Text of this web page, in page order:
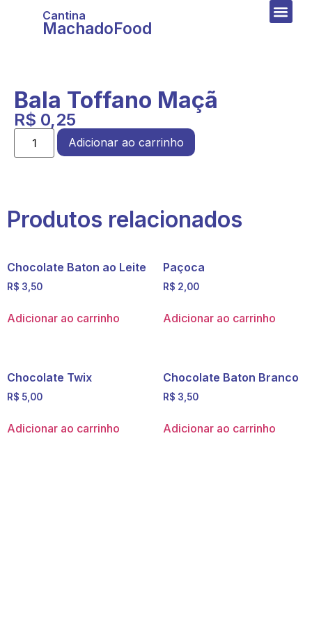
Cantina
MachadoFood
Bala Toffano Maçã
R$ 0,25
Adicionar ao carrinho
Produtos relacionados
Chocolate Baton ao Leite
R$ 3,50
Adicionar ao carrinho
Paçoca
R$ 2,00
Adicionar ao carrinho
Chocolate Twix
R$ 5,00
Adicionar ao carrinho
Chocolate Baton Branco
R$ 3,50
Adicionar ao carrinho